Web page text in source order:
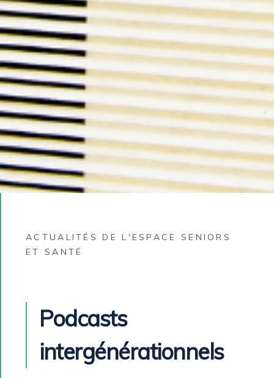
ACTUALITÉS DE L'ESPACE SENIORS
ET SANTÉ
Podcasts
intergénérationnels